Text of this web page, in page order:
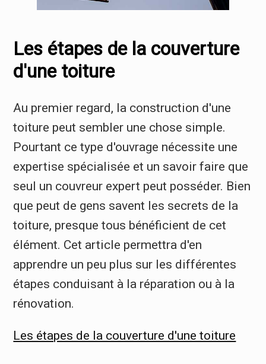
Les étapes de la couverture
d'une toiture
Au premier regard, la construction d'une
toiture peut sembler une chose simple.
Pourtant ce type d'ouvrage nécessite une
expertise spécialisée et un savoir faire que
seul un couvreur expert peut posséder. Bien
que peut de gens savent les secrets de la
toiture, presque tous bénéficient de cet
élément. Cet article permettra d'en
apprendre un peu plus sur les différentes
étapes conduisant à la réparation ou à la
rénovation.
Les étapes de la couverture d'une toiture